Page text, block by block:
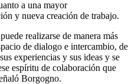
a una mayor
y nueva creación de trabajo.
realizarse de manera más
de dialogo e intercambio, de
experiencias y sus ideas y se
espíritu de colaboración que
Borgogno.